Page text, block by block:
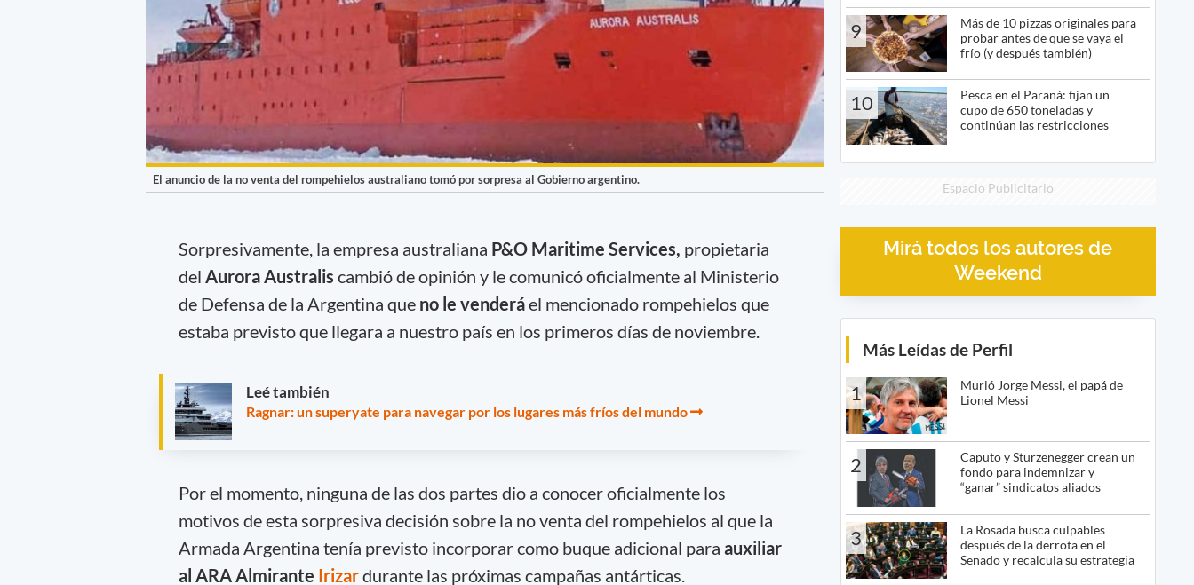
El anuncio de la no venta del rompehielos australiano tomó por sorpresa al Gobierno argentino.
Sorpresivamente, la empresa australiana P&O Maritime Services, propietaria
del Aurora Australis cambió de opinión y le comunicó oficialmente al Ministerio
de Defensa de la Argentina que no le venderáel mencionado rompehielos que
estaba previsto que llegara a nuestro país en los primeros días de noviembre.
Leé también
Ragnar: un superyate para navegar por los lugares más fríos del mundo
Por el momento, ninguna de las dos partes dio a conocer oficialmente los
motivos de esta sorpresiva decisión sobre la no venta del rompehielos al que la
Armada Argentina tenía previsto incorporar como buque adicional para auxiliar
al ARA Almirante Irizardurante las próximas campañas antárticas.
9
Más de 10 pizzas originales para
probar antes de que se vaya el
frío (y después también)
10
Pesca en el Paraná: fijan un
cupo de 650 toneladas y
continúan las restricciones
Espacio Publicitario
Mirá todos los autores de
Weekend
Más Leídas de Perfil
1
Murió Jorge Messi, el papá de
Lionel Messi
2
Caputo y Sturzenegger crean un
fondo para indemnizar y
“ganar” sindicatos aliados
3
La Rosada busca culpables
después de la derrota en el
Senado y recalcula su estrategia